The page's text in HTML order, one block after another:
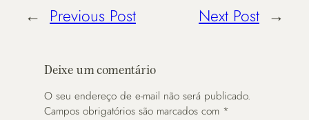
← Previous Post Next Post →
Deixe um comentário
O seu endereço de e-mail não será publicado.
Campos obrigatórios são marcados com *